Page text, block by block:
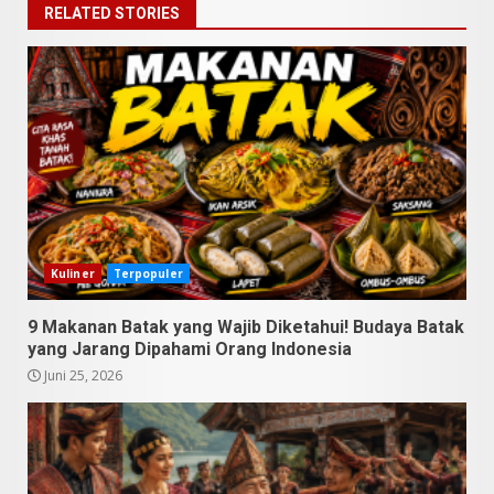
RELATED STORIES
Kuliner Terpopuler
9 Makanan Batak yang Wajib Diketahui! Budaya Batak
yang Jarang Dipahami Orang Indonesia
Juni 25, 2026
3
9 Makanan Batak yang Wajib
Diketahui! Budaya Batak yang
Jarang Dipahami Orang
Indonesia
Juni 25, 2026
4
Datu Batak: Misteri Tanah
Batak Terungkap!
Juni 11, 2026
5
Mei 25, 2026